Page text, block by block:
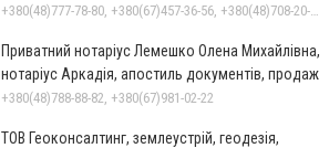
Приватний нотаріус Лемешко Олена Михайлівна,
нотаріус Аркадія, апостиль документів, продаж
+380(48)788-88-82, +380(67)981-02-22
ТОВ Геоконсалтинг, землеустрій, геодезія,